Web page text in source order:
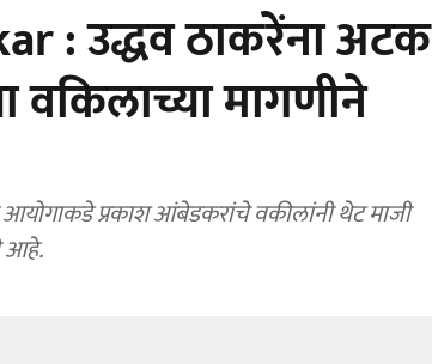
: उद्धव ठाकरेंना अटक
वकिलाच्या मागणीने
प्रकाश आंबेडकरांचे वकीलांनी थेट माजी
आहे.